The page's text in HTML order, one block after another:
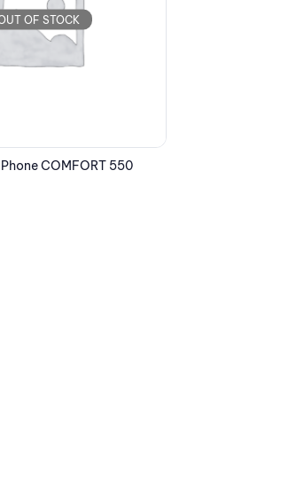
OF STOCK
COMFORT 550